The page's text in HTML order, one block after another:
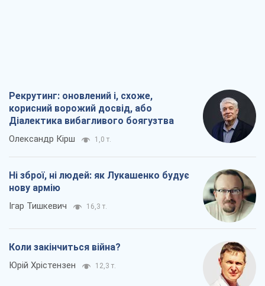
Рекрутинг: оновлений і, схоже,
корисний ворожий досвід, або
Діалектика вибагливого боягузтва
Олександр Кірш 1,0 т.
Ні зброї, ні людей: як Лукашенко будує
нову армію
Ігар Тишкевич 16,3 т.
Коли закінчиться війна?
Юрій Хрістензен 12,3 т.